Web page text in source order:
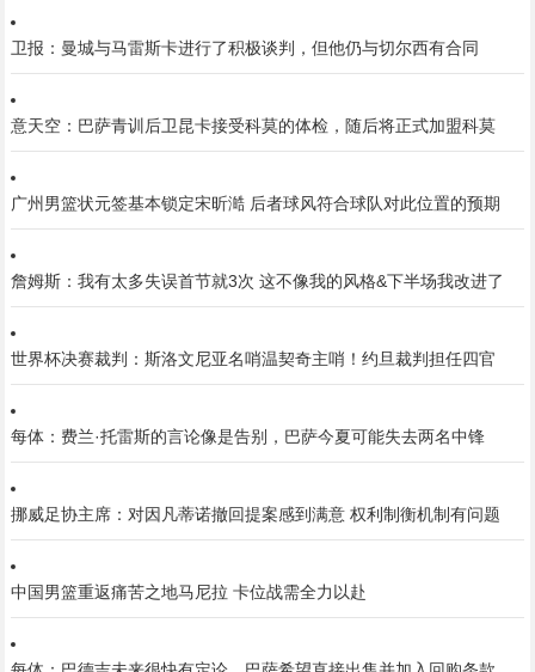
卫报：曼城与马雷斯卡进行了积极谈判，但他仍与切尔西有合同
意天空：巴萨青训后卫昆卡接受科莫的体检，随后将正式加盟科莫
广州男篮状元签基本锁定宋昕澔 后者球风符合球队对此位置的预期
詹姆斯：我有太多失误首节就3次 这不像我的风格&下半场我改进了
世界杯决赛裁判：斯洛文尼亚名哨温契奇主哨！约旦裁判担任四官
每体：费兰·托雷斯的言论像是告别，巴萨今夏可能失去两名中锋
挪威足协主席：对因凡蒂诺撤回提案感到满意 权利制衡机制有问题
中国男篮重返痛苦之地马尼拉 卡位战需全力以赴